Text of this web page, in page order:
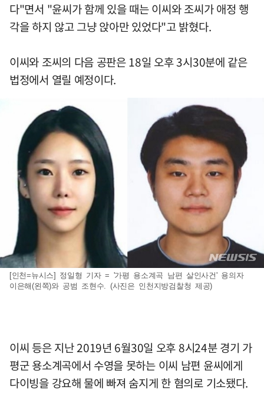
다"면서 "윤씨가 함께 있을 때는 이씨와 조씨가 애정 행
각을 하지 않고 그냥 앉아만 있었다"고 밝혔다.
이씨와 조씨의 다음 공판은 18일 오후 3시30분에 같은
법정에서 열릴 예정이다.
[인천=뉴시스] 정일형 기자 = '가평 용소계곡 남편 살인사건' 용의자
이은해(왼쪽)와 공범 조현수. (사진은 인천지방검찰청 제공)
이씨 등은 지난 2019년 6월30일 오후 8시24분 경기 가
평군 용소계곡에서 수영을 못하는 이씨 남편 윤씨에게
다이빙을 강요해 물에 빠져 숨지게 한 혐의로 기소됐다.